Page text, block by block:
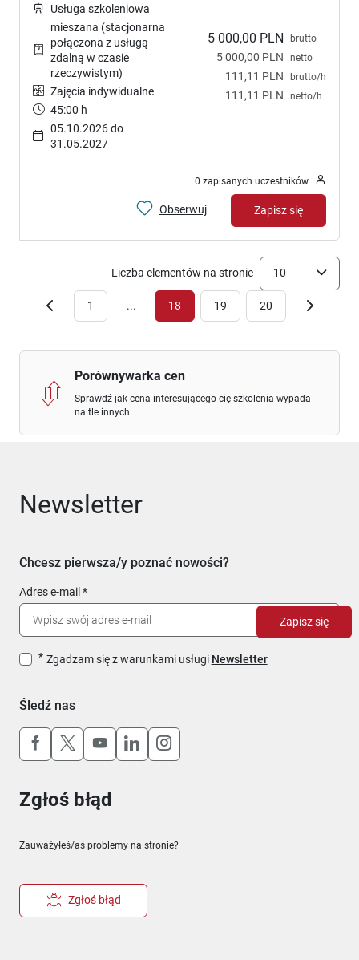
5 000,00 PLN brutto
5 000,00 PLN netto
111,11 PLN brutto/h
111,11 PLN netto/h
Usługa szkoleniowa
mieszana (stacjonarna
połączona z usługą
zdalną w czasie
rzeczywistym)
Zajęcia indywidualne
45:00 h
05.10.2026 do
31.05.2027
0 zapisanych uczestników
Obserwuj Zapisz się
1 ... 18 19 20
Liczba elementów na stronie 10
Porównywarka cen
Sprawdź jak cena interesującego cię szkolenia wypada
na tle innych.
Newsletter
Chcesz pierwsza/y poznać nowości?
Adres e-mail
Zgadzam się z warunkami usługi Newsletter
Zapisz się
Śledź nas
Uwaga, link otworzy się w nowym oknie
Uwaga, link otworzy się w nowym oknie
Uwaga, link otworzy się w nowym
Uwaga, link otworzy się w
Uwaga, link otworzy się w
Zgłoś błąd
Zauważyłeś/aś problemy na stronie?
Zgłoś błąd